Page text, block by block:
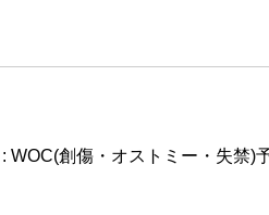
WOC(創傷・オストミー・失禁)